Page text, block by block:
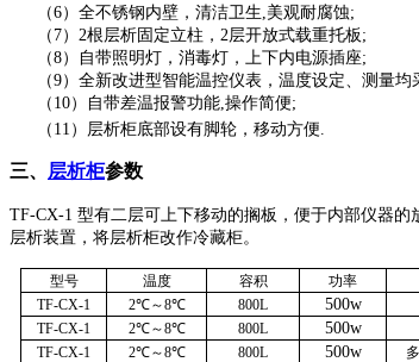
（6）全不锈钢内壁，清洁卫生,美观耐腐蚀;
（7）2根层析固定立柱，2层开放式载重托板;
（8）自带照明灯，消毒灯，上下内电源插座;
（9）全新改进型智能温控仪表，温度设定、测量均
（10）自带差温报警功能,操作简便;
（11）层析柜底部设有脚轮，移动方便.
三、 层析柜参数
TF-CX-1 型有二层可上下移动的搁板，便于内部仪器
层析装置，将层析柜改作冷藏柜。
型号 温度 容积 功率
TF-CX-1
2℃～8℃ 800L 500w
TF-CX-1
2℃～8℃ 800L 500w
TF-CX-1
2℃～8℃ 800L 500w